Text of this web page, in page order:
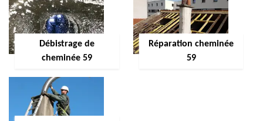
Débistrage de
cheminée 59
Réparation cheminée
59